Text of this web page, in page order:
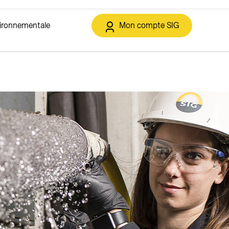
Espace client
Annoncer un déménagement
Solutions solaires
Autoconsommation collective
Contracting solaire
Soutiens financiers et rétribution
Offres
Mon compte SIG